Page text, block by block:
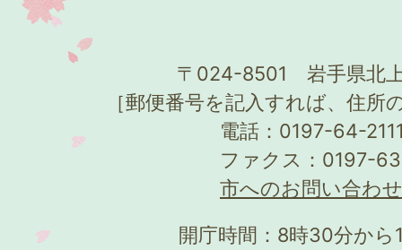
〒024-8501 岩手県北
［郵便番号を記入すれば、住所
電話：0197-64-
ファクス：0197-
市へのお問い合わ
開庁時間：8時30分か